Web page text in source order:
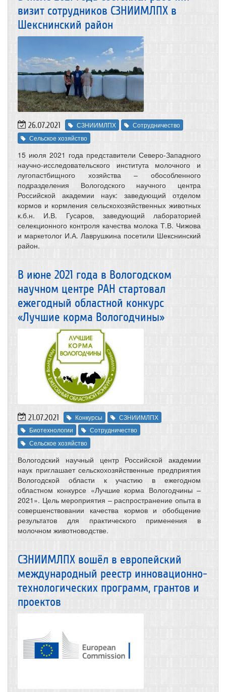
визит сотрудников СЗНИИМЛПХ в
Шекснинский район
26.07.2021 СЗНИИМЛПХ
Сотрудничество
Сельское хозяйство
15 июля 2021 года представители Северо-Западного
научно-исследовательского института молочного и
лугопастбищного хозяйства – обособленного
подразделения Вологодского научного центра
Российской академии наук: заведующий отделом
кормов и кормления сельскохозяйственных животных
к.б.н. И.В. Гусаров, заведующий лабораторией
селекционного контроля качества молока Т.В. Чижова
и маркетолог И.А. Лаврушкина посетили Шекснинский
район.
В июне 2021 года в Вологодском
научном центре РАН стартовал
ежегодный областной конкурс
«Лучшие корма Вологодчины»
21.07.2021 Конкурсы
СЗНИИМЛПХ
Биотехнологии
Сотрудничество
Сельское хозяйство
Вологодский научный центр Российской академии
наук приглашает сельскохозяйственные предприятия
Вологодской области к участию в ежегодном
областном конкурсе «Лучшие корма Вологодчины –
2021». Цель мероприятия – распространение опыта в
совершенствовании качества кормов и обобщение
результатов для практического применения в
молочном животноводстве.
СЗНИИМЛПХ вошёл в европейский
международный реестр инновационно-
технологических программ, грантов и
проектов